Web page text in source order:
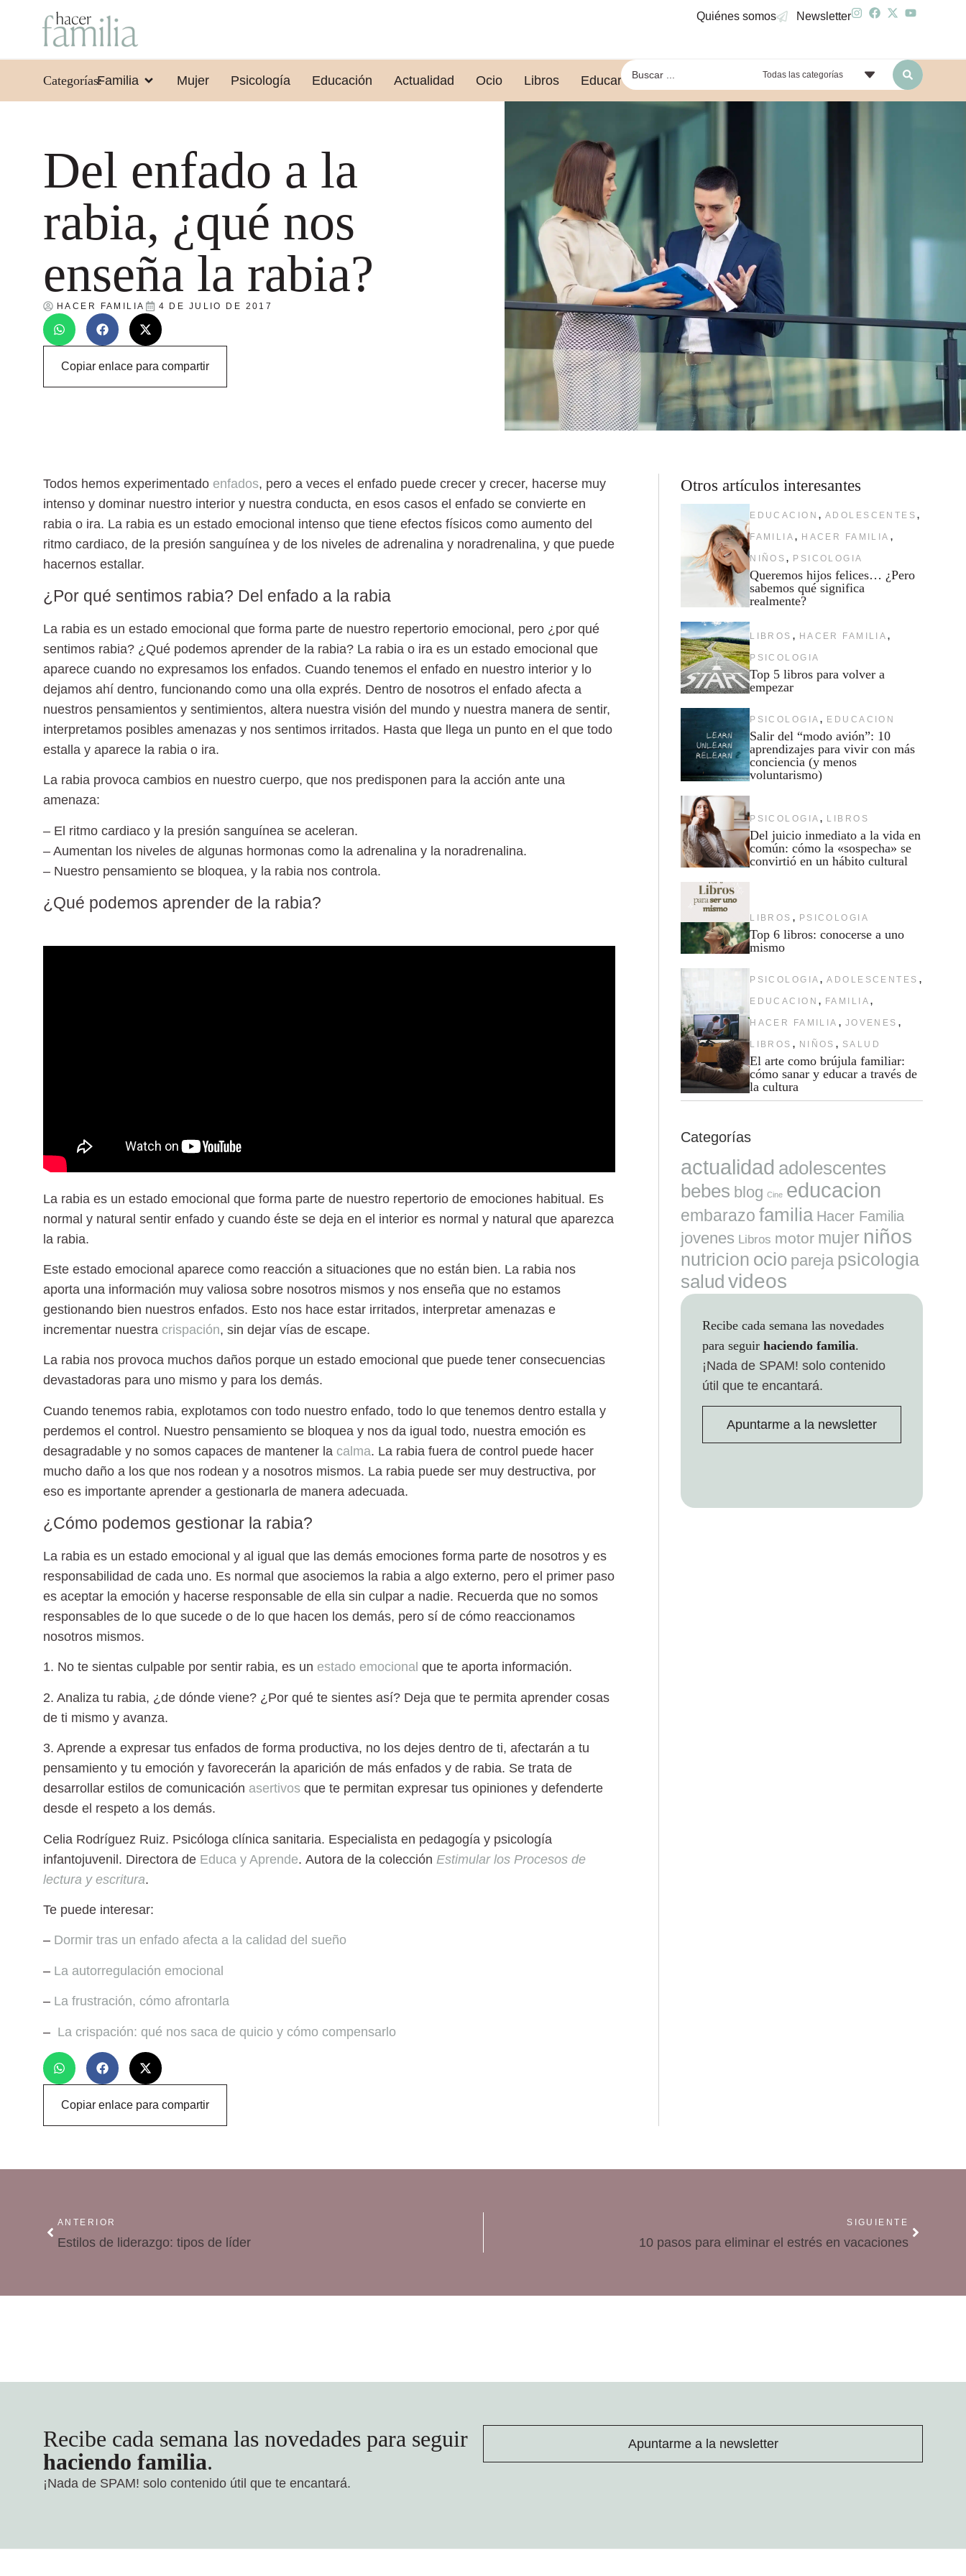
Quiénes somos Newsletter
Categorías:Familia Mujer Psicología Educación Actualidad Ocio Libros Educar leyendo Todas las categorías
Del enfado a la
rabia, ¿qué nos
enseña la rabia?
HACER FAMILIA 4 DE JULIO DE 2017
Copiar enlace para compartir
Todos hemos experimentado enfados, pero a veces el enfado puede crecer y crecer, hacerse muy
intenso y dominar nuestro interior y nuestra conducta, en esos casos el enfado se convierte en
rabia o ira. La rabia es un estado emocional intenso que tiene efectos físicos como aumento del
ritmo cardiaco, de la presión sanguínea y de los niveles de adrenalina y noradrenalina, y que puede
hacernos estallar.
¿Por qué sentimos rabia? Del enfado a la rabia
La rabia es un estado emocional que forma parte de nuestro repertorio emocional, pero ¿por qué
sentimos rabia? ¿Qué podemos aprender de la rabia? La rabia o ira es un estado emocional que
aparece cuando no expresamos los enfados. Cuando tenemos el enfado en nuestro interior y lo
dejamos ahí dentro, funcionando como una olla exprés. Dentro de nosotros el enfado afecta a
nuestros pensamientos y sentimientos, altera nuestra visión del mundo y nuestra manera de sentir,
interpretamos posibles amenazas y nos sentimos irritados. Hasta que llega un punto en el que todo
estalla y aparece la rabia o ira.
La rabia provoca cambios en nuestro cuerpo, que nos predisponen para la acción ante una
amenaza:
– El ritmo cardiaco y la presión sanguínea se aceleran.
– Aumentan los niveles de algunas hormonas como la adrenalina y la noradrenalina.
– Nuestro pensamiento se bloquea, y la rabia nos controla.
¿Qué podemos aprender de la rabia?
La rabia es un estado emocional que forma parte de nuestro repertorio de emociones habitual. Es
normal y natural sentir enfado y cuando éste se deja en el interior es normal y natural que aparezca
la rabia.
Este estado emocional aparece como reacción a situaciones que no están bien. La rabia nos
aporta una información muy valiosa sobre nosotros mismos y nos enseña que no estamos
gestionando bien nuestros enfados. Esto nos hace estar irritados, interpretar amenazas e
incrementar nuestra crispación, sin dejar vías de escape.
La rabia nos provoca muchos daños porque un estado emocional que puede tener consecuencias
devastadoras para uno mismo y para los demás.
Cuando tenemos rabia, explotamos con todo nuestro enfado, todo lo que tenemos dentro estalla y
perdemos el control. Nuestro pensamiento se bloquea y nos da igual todo, nuestra emoción es
desagradable y no somos capaces de mantener la calma. La rabia fuera de control puede hacer
mucho daño a los que nos rodean y a nosotros mismos. La rabia puede ser muy destructiva, por
eso es importante aprender a gestionarla de manera adecuada.
¿Cómo podemos gestionar la rabia?
La rabia es un estado emocional y al igual que las demás emociones forma parte de nosotros y es
responsabilidad de cada uno. Es normal que asociemos la rabia a algo externo, pero el primer paso
es aceptar la emoción y hacerse responsable de ella sin culpar a nadie. Recuerda que no somos
responsables de lo que sucede o de lo que hacen los demás, pero sí de cómo reaccionamos
nosotros mismos.
1. No te sientas culpable por sentir rabia, es un estado emocional que te aporta información.
2. Analiza tu rabia, ¿de dónde viene? ¿Por qué te sientes así? Deja que te permita aprender cosas
de ti mismo y avanza.
3. Aprende a expresar tus enfados de forma productiva, no los dejes dentro de ti, afectarán a tu
pensamiento y tu emoción y favorecerán la aparición de más enfados y de rabia. Se trata de
desarrollar estilos de comunicación asertivos que te permitan expresar tus opiniones y defenderte
desde el respeto a los demás.
Celia Rodríguez Ruiz. Psicóloga clínica sanitaria. Especialista en pedagogía y psicología
infantojuvenil. Directora de Educa y Aprende. Autora de la colección Estimular los Procesos de
lectura y escritura.
Te puede interesar:
– Dormir tras un enfado afecta a la calidad del sueño
– La autorregulación emocional
– La frustración, cómo afrontarla
– La crispación: qué nos saca de quicio y cómo compensarlo
Copiar enlace para compartir
Otros artículos interesantes
EDUCACION , ADOLESCENTES ,
FAMILIA , HACER FAMILIA ,
NIÑOS , PSICOLOGIA
Queremos hijos felices… ¿Pero
sabemos qué significa
realmente?
LIBROS , HACER FAMILIA ,
PSICOLOGIA
Top 5 libros para volver a
empezar
PSICOLOGIA , EDUCACION
Salir del “modo avión”: 10
aprendizajes para vivir con más
conciencia (y menos
voluntarismo)
PSICOLOGIA , LIBROS
Del juicio inmediato a la vida en
común: cómo la «sospecha» se
convirtió en un hábito cultural
LIBROS , PSICOLOGIA
Top 6 libros: conocerse a uno
mismo
PSICOLOGIA , ADOLESCENTES ,
EDUCACION , FAMILIA ,
HACER FAMILIA , JOVENES ,
LIBROS , NIÑOS , SALUD
El arte como brújula familiar:
cómo sanar y educar a través de
la cultura
Categorías
actualidad adolescentes
bebes blog Cine educacion
embarazo familia Hacer Familia
jovenes Libros motor mujer niños
nutricion ocio pareja psicologia
salud videos
Recibe cada semana las novedades
para seguir haciendo familia.
¡Nada de SPAM! solo contenido
útil que te encantará.
Apuntarme a la newsletter
ANTERIOR
Estilos de liderazgo: tipos de líder
SIGUIENTE
10 pasos para eliminar el estrés en vacaciones
Recibe cada semana las novedades para seguir
haciendo familia.
¡Nada de SPAM! solo contenido útil que te encantará.
Apuntarme a la newsletter